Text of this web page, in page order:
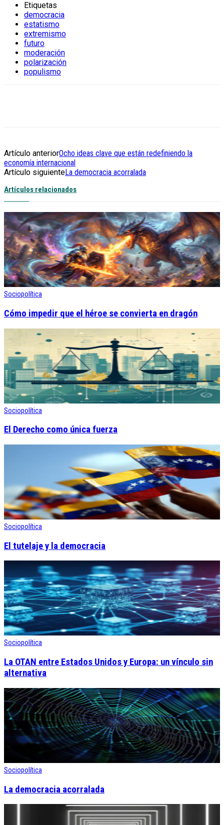
Etiquetas
democracia
estatismo
extremismo
futuro
moderación
polarización
populismo
Artículo anteriorOcho ideas clave que están redefiniendo la
economía internacional
Artículo siguienteLa democracia acorralada
Artículos relacionados
Sociopolítica
Cómo impedir que el héroe se convierta en dragón
Sociopolítica
El Derecho como única fuerza
Sociopolítica
El tutelaje y la democracia
Sociopolítica
La OTAN entre Estados Unidos y Europa: un vínculo sin
alternativa
Sociopolítica
La democracia acorralada